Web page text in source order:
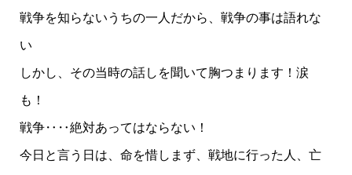
戦争を知らないうちの一人だから、戦争の事は語れな
い
しかし、その当時の話しを聞いて胸つまります！涙
も！
戦争‥‥絶対あってはならない！
今日と言う日は、命を惜しまず、戦地に行った人、亡